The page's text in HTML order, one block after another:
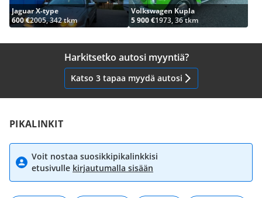
Jaguar X-type
600 €2005, 342 tkm
Volkswagen Kupla
5 900 €1973, 36 tkm
Harkitsetko autosi myyntiä?
Katso 3 tapaa myydä autosi
PIKALINKIT
Voit nostaa suosikkipikalinkkisi
etusivulle kirjautumalla sisään